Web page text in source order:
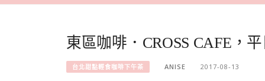
東區咖啡．CROSS CAFE，
台北甜點輕食咖啡下午茶 ANISE 2017-08-13